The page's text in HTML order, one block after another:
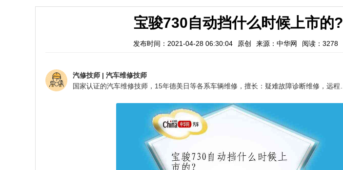
宝骏730自动挡什么时候上市的?
发布时间：2021-04-28 06:30:04 原创 来源：中华网 阅读：3278
汽修技师 | 汽车维修技师